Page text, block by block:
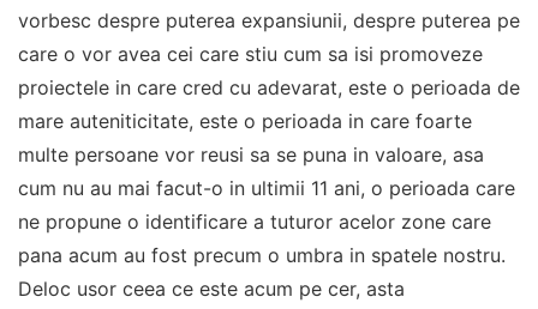
vorbesc despre puterea expansiunii, despre puterea pe
care o vor avea cei care stiu cum sa isi promoveze
proiectele in care cred cu adevarat, este o perioada de
mare auteniticitate, este o perioada in care foarte
multe persoane vor reusi sa se puna in valoare, asa
cum nu au mai facut-o in ultimii 11 ani, o perioada care
ne propune o identificare a tuturor acelor zone care
pana acum au fost precum o umbra in spatele nostru.
Deloc usor ceea ce este acum pe cer, asta